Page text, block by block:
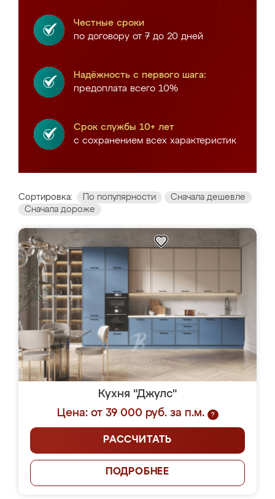
Честные сроки
по договору от 7 до 20 дней
Надёжность с первого шага:
предоплата всего 10%
Срок службы 10+ лет
с сохранением всех характеристик
Сортировка: По популярности
Сначала дешевле
Сначала дороже
Кухня "Джулс"
Цена: от 39 000 руб. за п.м.
?
РАССЧИТАТЬ
ПОДРОБНЕЕ